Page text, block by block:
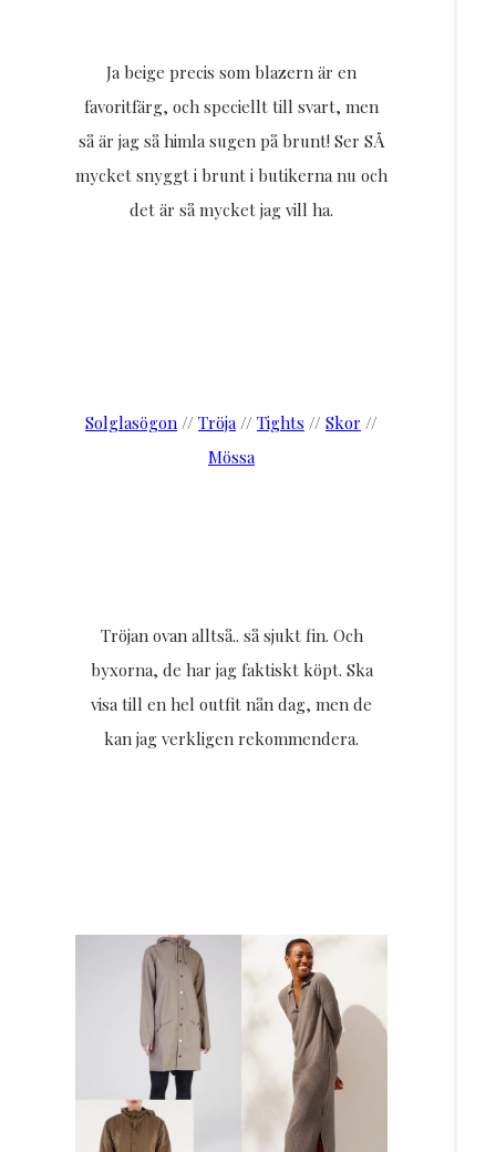
Ja beige precis som blazern är en
favoritfärg, och speciellt till svart, men
så är jag så himla sugen på brunt! Ser SÅ
mycket snyggt i brunt i butikerna nu och
det är så mycket jag vill ha.
Solglasögon // Tröja// Tights // Skor //
Mössa
Tröjan ovan alltså.. så sjukt fin. Och
byxorna, de har jag faktiskt köpt. Ska
visa till en hel outfit nån dag, men de
kan jag verkligen rekommendera.